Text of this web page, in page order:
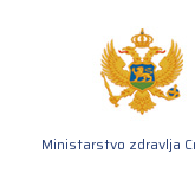
Ministarstvo zdravlja